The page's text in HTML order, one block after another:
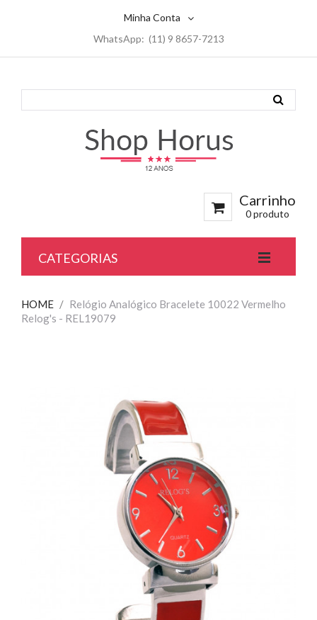
Minha Conta
WhatsApp: (11) 9 8657-7213
Carrinho
0 produto
CATEGORIAS
HOME / Relógio Analógico Bracelete 10022 Vermelho
Relog's - REL19079